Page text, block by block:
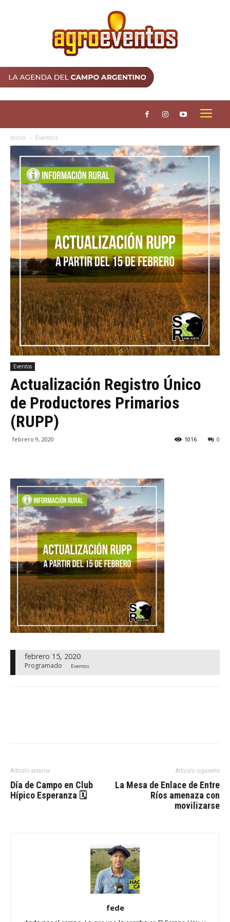
Inicio Eventos
Eventos
Actualización Registro Único
de Productores Primarios
(RUPP)
febrero 9, 2020 0
1016
febrero 15, 2020
Programado Eventos
Artículo anterior
Día de Campo en Club
Hípico Esperanza 🗓
Artículo siguiente
La Mesa de Enlace de Entre
Ríos amenaza con
movilizarse
fede